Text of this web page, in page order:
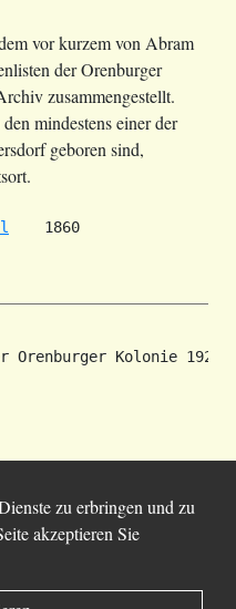
vor kurzem von Abram
der Orenburger
zusammengestellt.
mindestens einer der
geboren sind,
byD. F. Plett
zu erbringen und zu
akzeptieren Sie